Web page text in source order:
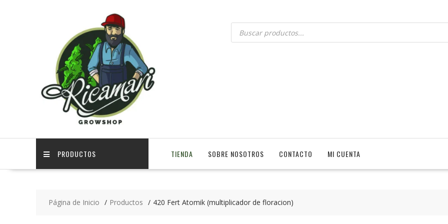
PRODUCTOS TIENDA SOBRE NOSOTROS CONTACTO MI CUENTA
Página de Inicio Productos 420 Fert Atomik (multiplicador de floracion)